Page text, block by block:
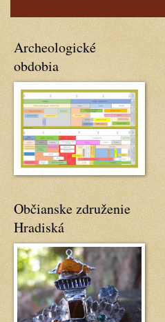
Archeologické
obdobia
Občianske združenie
Hradiská